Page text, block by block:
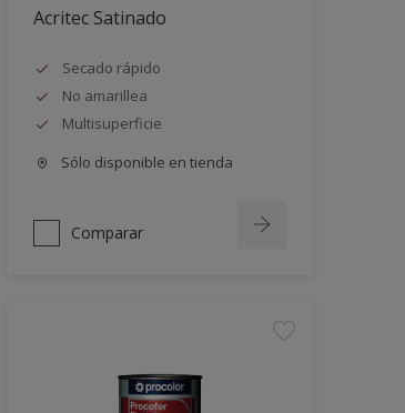
Acritec Satinado
Secado rápido
No amarillea
Multisuperficie
Sólo disponible en tienda
Comparar